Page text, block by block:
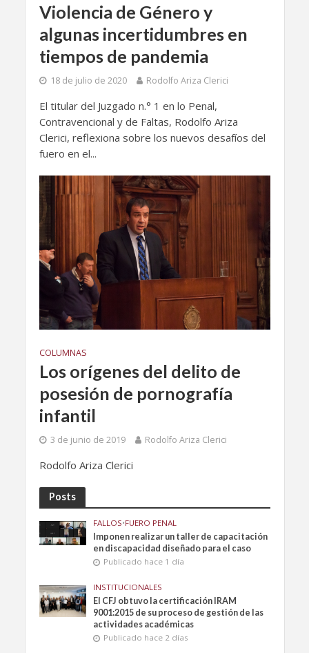
Violencia de Género y
algunas incertidumbres en
tiempos de pandemia
18 de julio de 2020 Rodolfo Ariza Clerici
El titular del Juzgado n.° 1 en lo Penal,
Contravencional y de Faltas, Rodolfo Ariza
Clerici, reflexiona sobre los nuevos desafíos del
fuero en el...
COLUMNAS
Los orígenes del delito de
posesión de pornografía
infantil
3 de junio de 2019 Rodolfo Ariza Clerici
Rodolfo Ariza Clerici
Posts
FALLOS•FUERO PENAL
Imponen realizar un taller de capacitación
en discapacidad diseñado para el caso
Publicado hace 1 día
INSTITUCIONALES
El CFJ obtuvo la certificación IRAM
9001:2015 de su proceso de gestión de las
actividades académicas
Publicado hace 2 días